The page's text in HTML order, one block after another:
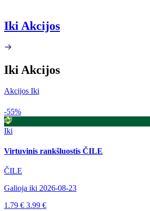
Iki Akcijos
Iki Akcijos
Akcijos Iki
-55%
Iki
Virtuvinis rankšluostis ČILE
ČILE
Galioja iki 2026-08-23
1.79 € 3.99 €